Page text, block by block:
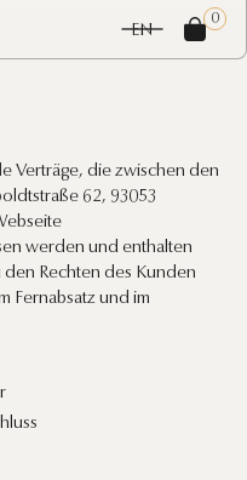
EN
0
Verträge, die zwischen den
62, 93053
werden und enthalten
Rechten des Kunden
Fernabsatz und im